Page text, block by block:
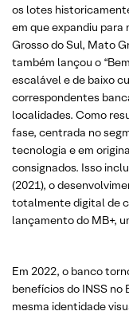
os lotes
em que expandiu para
Grosso do Sul, Mato
também lançou o
escalável e de baixo
correspondentes
localidades. Como
fase, centrada no
tecnologia e em
consignados. Isso
(2021), o
totalmente digital de
lançamento do MB+,
Em 2022, o banco
benefícios do INSS no
mesma identidade